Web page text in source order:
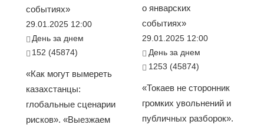
событиях»
29.01.2025 12:00
День за днем
152 (45874)
«Как могут вымереть
казахстанцы:
глобальные сценарии
рисков». «Выезжаем
о январских
событиях»
29.01.2025 12:00
День за днем
1253 (45874)
«Токаев не сторонник
громких увольнений и
публичных разборок».